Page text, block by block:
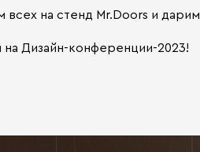
всех на стенд Mr.Doors и дарим
на Дизайн-конференции-2023!